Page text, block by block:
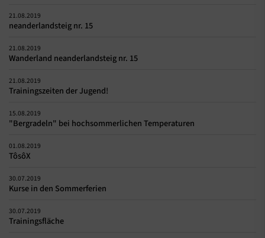
21.08.2019
neanderlandsteig nr. 15
21.08.2019
Wanderland neanderlandsteig nr. 15
21.08.2019
Trainingszeiten der Jugend!
15.08.2019
"Bergradeln" bei hochsommerlichen Temperaturen
01.08.2019
TôsôX
30.07.2019
Kurse in den Sommerferien
30.07.2019
Trainingsfläche